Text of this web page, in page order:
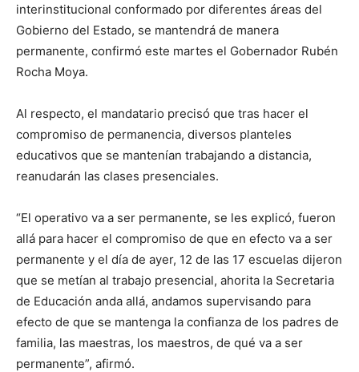
interinstitucional conformado por diferentes áreas del
Gobierno del Estado, se mantendrá de manera
permanente, confirmó este martes el Gobernador Rubén
Rocha Moya.
Al respecto, el mandatario precisó que tras hacer el
compromiso de permanencia, diversos planteles
educativos que se mantenían trabajando a distancia,
reanudarán las clases presenciales.
“El operativo va a ser permanente, se les explicó, fueron
allá para hacer el compromiso de que en efecto va a ser
permanente y el día de ayer, 12 de las 17 escuelas dijeron
que se metían al trabajo presencial, ahorita la Secretaria
de Educación anda allá, andamos supervisando para
efecto de que se mantenga la confianza de los padres de
familia, las maestras, los maestros, de qué va a ser
permanente”, afirmó.